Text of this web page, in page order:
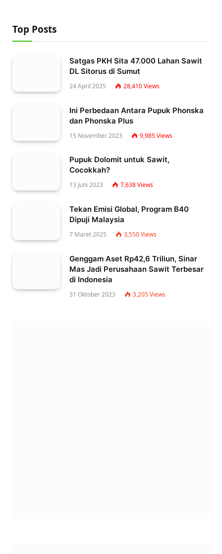
Top Posts
Satgas PKH Sita 47.000 Lahan Sawit
DL Sitorus di Sumut
24 April 2025 28,410Views
Ini Perbedaan Antara Pupuk Phonska
dan Phonska Plus
15 November 2023 9,985Views
Pupuk Dolomit untuk Sawit,
Cocokkah?
13 Juni 2023 7,638Views
Tekan Emisi Global, Program B40
Dipuji Malaysia
7 Maret 2025 3,550Views
Genggam Aset Rp42,6 Triliun, Sinar
Mas Jadi Perusahaan Sawit Terbesar
di Indonesia
31 Oktober 2023 3,205Views